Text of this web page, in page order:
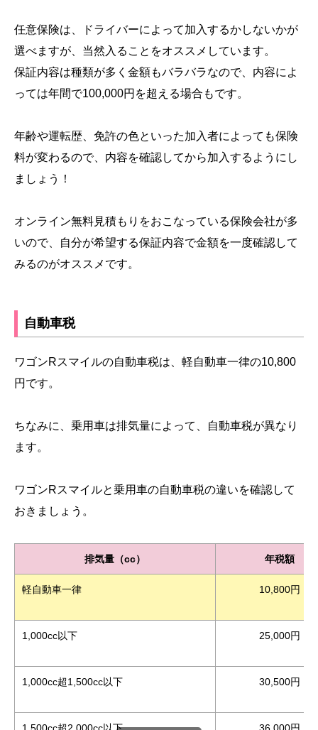
任意保険は、ドライバーによって加入するかしないかが
選べますが、当然入ることをオススメしています。
保証内容は種類が多く金額もバラバラなので、内容によ
っては年間で100,000円を超える場合もです。
年齢や運転歴、免許の色といった加入者によっても保険
料が変わるので、内容を確認してから加入するようにし
ましょう！
オンライン無料見積もりをおこなっている保険会社が多
いので、自分が希望する保証内容で金額を一度確認して
みるのがオススメです。
自動車税
ワゴンRスマイルの自動車税は、軽自動車一律の10,800
円です。
ちなみに、乗用車は排気量によって、自動車税が異なり
ます。
ワゴンRスマイルと乗用車の自動車税の違いを確認して
おきましょう。
排気量（cc） 年税額
軽自動車一律 10,800円
1,000cc以下 25,000円
1,000cc超1,500cc以下 30,500円